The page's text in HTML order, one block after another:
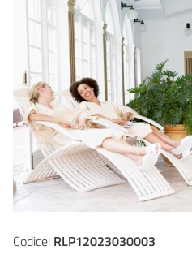
Codice: RLP12023030003